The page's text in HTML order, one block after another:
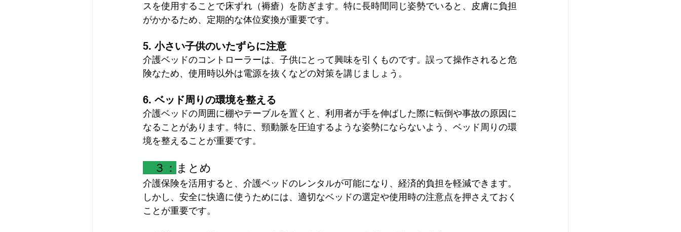
スを使用することで床ずれ（褥瘡）を防ぎます。特に長時間同じ姿勢でいると、皮膚に負担
がかかるため、定期的な体位変換が重要です。
5. 小さい子供のいたずらに注意
介護ベッドのコントローラーは、子供にとって興味を引くものです。誤って操作されると危
険なため、使用時以外は電源を抜くなどの対策を講じましょう。
6. ベッド周りの環境を整える
介護ベッドの周囲に棚やテーブルを置くと、利用者が手を伸ばした際に転倒や事故の原因に
なることがあります。特に、頸動脈を圧迫するような姿勢にならないよう、ベッド周りの環
境を整えることが重要です。
３： まとめ
介護保険を活用すると、介護ベッドのレンタルが可能になり、経済的負担を軽減できます。
しかし、安全に快適に使うためには、適切なベッドの選定や使用時の注意点を押さえておく
ことが重要です。